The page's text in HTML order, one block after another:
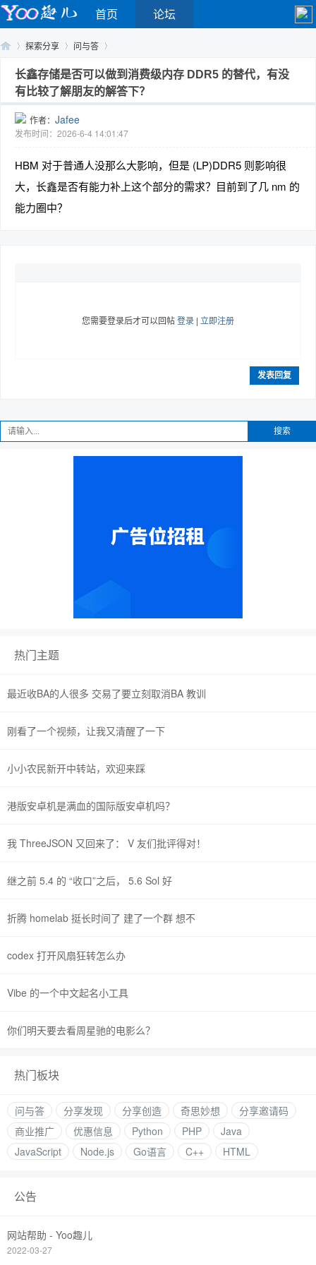
首页 论坛
Yo›
探索分享
›
问与答
›
长鑫存储是否可以做到消费级内存 DDR5 的替代，有没
有比较了解朋友的解答下？
作者： Jafee
发布时间：2026-6-4 14:01:47
HBM 对于普通人没那么大影响，但是 (LP)DDR5 则影响很
大，长鑫是否有能力补上这个部分的需求？目前到了几 nm 的
能力圈中？
您需要登录后才可以回帖登录 | 立即注册
发表回复
搜索
热门主题
最近收BA的人很多 交易了要立刻取消BA 教训
刚看了一个视频，让我又清醒了一下
小小农民新开中转站，欢迎来踩
港版安卓机是满血的国际版安卓机吗？
我 ThreeJSON 又回来了： V 友们批评得对！
继之前 5.4 的 “收口”之后， 5.6 Sol 好
折腾 homelab 挺长时间了 建了一个群 想不
codex 打开风扇狂转怎么办
Vibe 的一个中文起名小工具
你们明天要去看周星驰的电影么？
热门板块
问与答 分享发现 分享创造 奇思妙想
分享邀请码
商业推广
优惠信息 Python PHP
Java
JavaScript
Node.js Go语言 C++ HTML
公告
网站帮助 - Yoo趣儿
2022-03-27